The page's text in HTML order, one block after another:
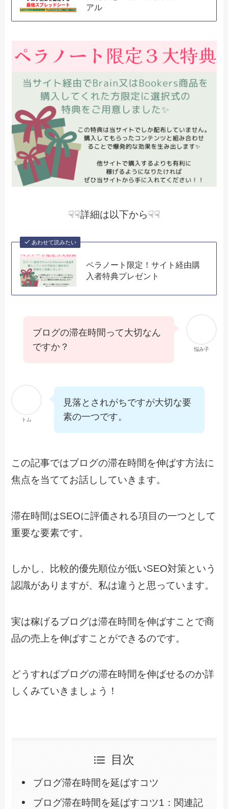
アル
☟☟詳細は以下から☟☟
あわせて読みたい
ペラノート限定！サイト経由購
入者特典プレゼント
悩み子
ブログの滞在時間って大切なん
ですか？
トム
見落とされがちですが大切な要
素の一つです。
この記事ではブログの滞在時間を伸ばす方法に
焦点を当ててお話ししていきます。
滞在時間はSEOに評価される項目の一つとして
重要な要素です。
しかし、比較的優先順位が低いSEO対策という
認識がありますが、私は違うと思っています。
実は稼げるブログは滞在時間を伸ばすことで商
品の売上を伸ばすことができるのです。
どうすればブログの滞在時間を伸ばせるのか詳
しくみていきましょう！
目次
ブログ滞在時間を延ばすコツ
ブログ滞在時間を延ばすコツ1：関連記